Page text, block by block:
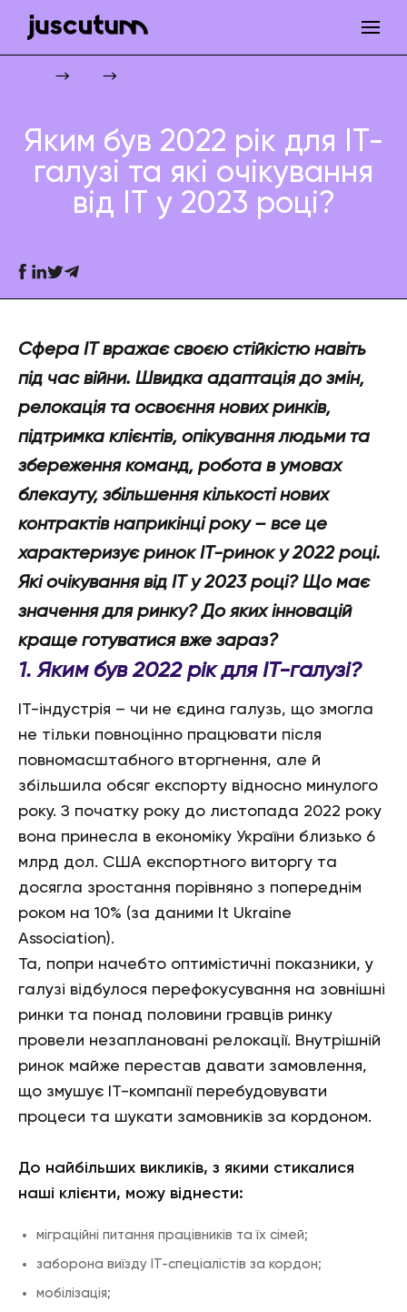
Яким був 2022 рік для IT-
галузі та які очікування
від ІТ у 2023 році?
Сфера IT вражає своєю стійкістю навіть
під час війни. Швидка адаптація до змін,
релокація та освоєння нових ринків,
підтримка клієнтів, опікування людьми та
збереження команд, робота в умовах
блекауту, збільшення кількості нових
контрактів наприкінці року – все це
характеризує ринок ІТ-ринок у 2022 році.
Які очікування від ІТ у 2023 році? Що має
значення для ринку? До яких інновацій
краще готуватися вже зараз?
1. Яким був 2022 рік для IT-галузі?
ІТ-індустрія – чи не єдина галузь, що змогла
не тільки повноцінно працювати після
повномасштабного вторгнення, але й
збільшила обсяг експорту відносно минулого
року. З початку року до листопада 2022 року
вона принесла в економіку України близько 6
млрд дол. США експортного виторгу та
досягла зростання порівняно з попереднім
роком на 10% (за даними It Ukraine
Association).
Та, попри начебто оптимістичні показники, у
галузі відбулося перефокусування на зовнішні
ринки та понад половини гравців ринку
провели незаплановані релокації. Внутрішній
ринок майже перестав давати замовлення,
що змушує ІТ-компанії перебудовувати
процеси та шукати замовників за кордоном.
До найбільших викликів, з якими стикалися
наші клієнти, можу віднести:
міграційні питання працівників та їх сімей;
заборона виїзду ІТ-спеціалістів за кордон;
мобілізація;